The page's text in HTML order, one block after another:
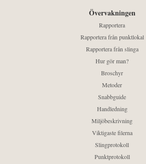
Övervakningen
Rapportera
Rapportera från punktlokal
Rapportera från slinga
Hur gör man?
Broschyr
Metoder
Snabbguide
Handledning
Miljöbeskrivning
Viktigaste filerna
Slingprotokoll
Punktprotokoll